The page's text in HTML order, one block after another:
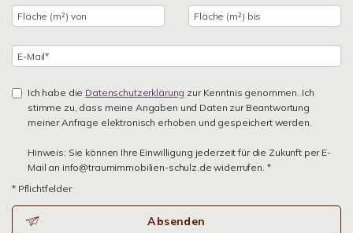
Ich habe die Datenschutzerklärung zur Kenntnis genommen. Ich
stimme zu, dass meine Angaben und Daten zur Beantwortung
meiner Anfrage elektronisch erhoben und gespeichert werden.
Hinweis: Sie können Ihre Einwilligung jederzeit für die Zukunft per E-
Mail an info@traumimmobilien-schulz.de widerrufen. *
* Pflichtfelder
Absenden